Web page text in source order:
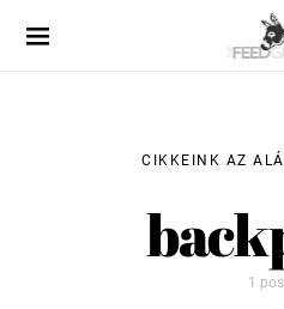
CIKKEINK AZ
1